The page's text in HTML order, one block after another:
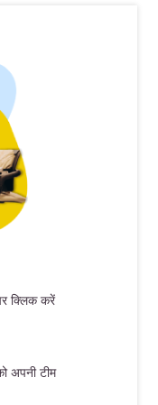
क्लिक करें
अपनी टीम